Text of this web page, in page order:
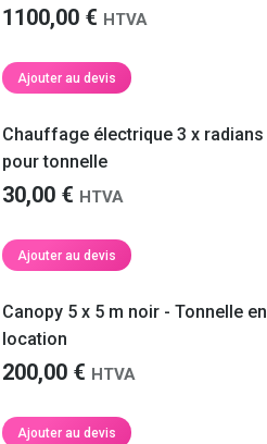
1100,00 € HTVA
Ajouter au devis
Chauffage électrique 3 x radians
pour tonnelle
30,00 € HTVA
Ajouter au devis
Canopy 5 x 5 m noir - Tonnelle en
location
200,00 € HTVA
Ajouter au devis